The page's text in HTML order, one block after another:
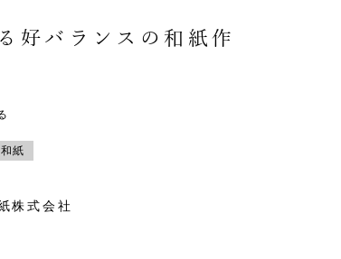
好バランスの和紙作
紙
株式会社